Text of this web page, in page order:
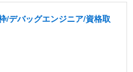
/デバッグエンジニア/資格取